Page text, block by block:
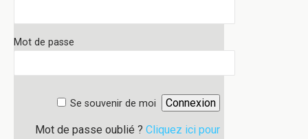
Mot de passe
Se souvenir de moi
Mot de passe oublié ? Cliquez ici pour